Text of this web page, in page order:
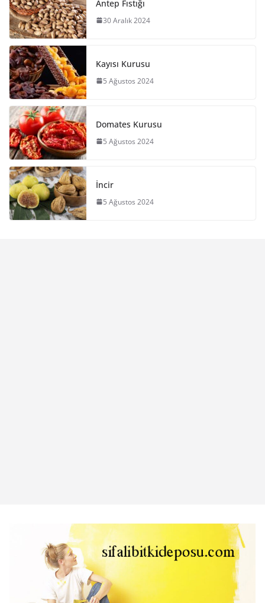
Antep Fıstığı
30 Aralık 2024
Kayısı Kurusu
5 Ağustos 2024
Domates Kurusu
5 Ağustos 2024
İncir
5 Ağustos 2024